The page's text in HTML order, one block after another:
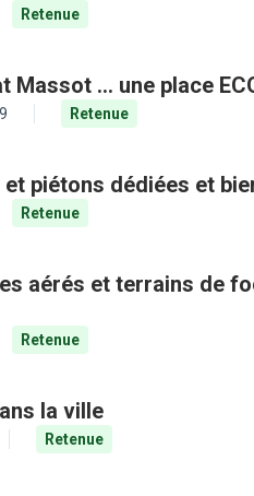
Retenue
Massot ... une place
Retenue
piétons dédiées et
Retenue
aérés et terrains de
Retenue
la ville
Retenue